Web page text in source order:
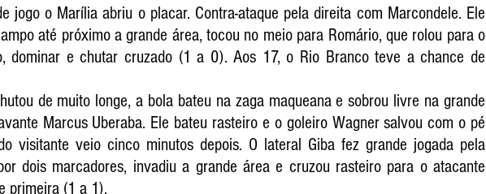
jogo o Marília abriu o placar. Contra-ataque pela direita com Marcondele. Ele
até próximo a grande área, tocou no meio para Romário, que rolou para o
dominar e chutar cruzado (1 a 0). Aos 17, o Rio Branco teve a chance de
de muito longe, a bola bateu na zaga maqueana e sobrou livre na grande
Marcus Uberaba. Ele bateu rasteiro e o goleiro Wagner salvou com o pé
visitante veio cinco minutos depois. O lateral Giba fez grande jogada pela
dois marcadores, invadiu a grande área e cruzou rasteiro para o atacante
primeira (1 a 1).